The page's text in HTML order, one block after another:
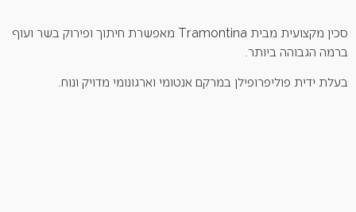
סכין מקצועית מבית Tramontina מאפשרת חיתוך ופירוק בשר ועוף
ברמה הגבוהה ביותר.
בעלת ידית פוליפרופילן במרקם אנטומי וארגונומי מדויק ונוח.